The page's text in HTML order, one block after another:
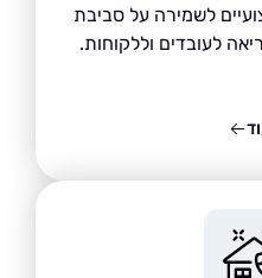
על סביבת
וללקוחות.